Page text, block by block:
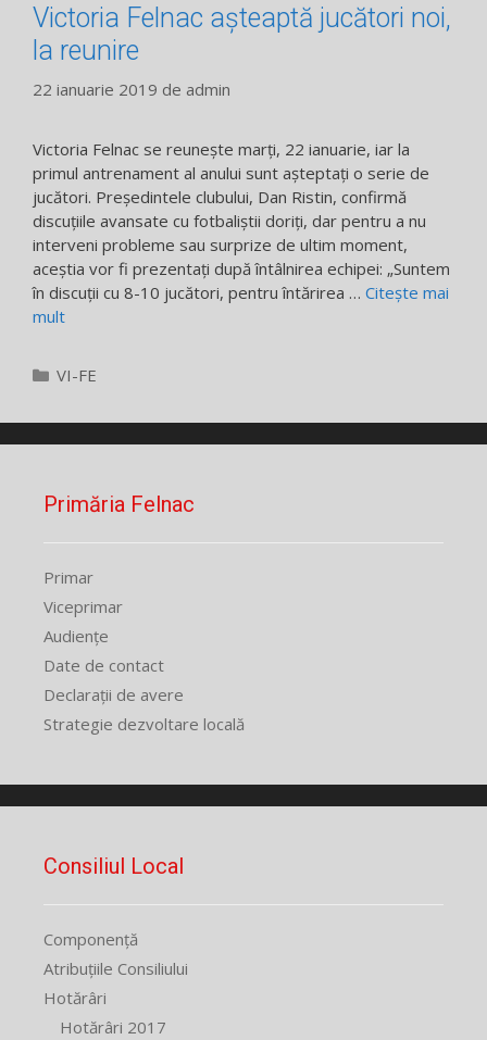
Victoria Felnac aşteaptă jucători noi,
la reunire
22 ianuarie 2019 de admin
Victoria Felnac se reuneşte marţi, 22 ianuarie, iar la
primul antrenament al anului sunt aşteptaţi o serie de
jucători. Preşedintele clubului, Dan Ristin, confirmă
discuţiile avansate cu fotbaliştii doriţi, dar pentru a nu
interveni probleme sau surprize de ultim moment,
aceştia vor fi prezentaţi după întâlnirea echipei: „Suntem
în discuţii cu 8-10 jucători, pentru întărirea … Citește mai
mult
Categorii
VI-FE
Primăria Felnac
Primar
Viceprimar
Audiențe
Date de contact
Declarații de avere
Strategie dezvoltare locală
Consiliul Local
Componență
Atribuțiile Consiliului
Hotărâri
Hotărâri 2017